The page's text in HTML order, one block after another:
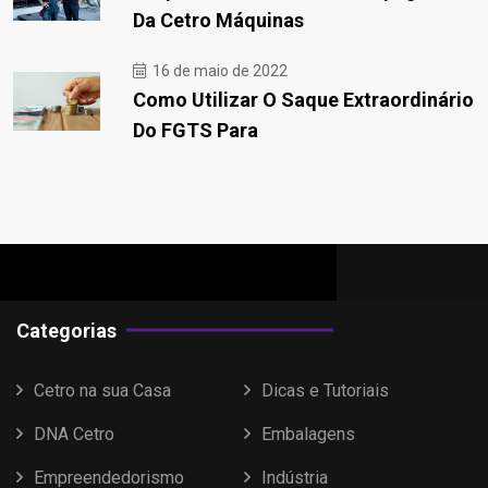
Da Cetro Máquinas
16 de maio de 2022
Como Utilizar O Saque Extraordinário
Do FGTS Para
Categorias
Cetro na sua Casa Dicas e Tutoriais
DNA Cetro Embalagens
Empreendedorismo Indústria